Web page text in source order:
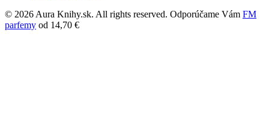
© 2026 Aura Knihy.sk. All rights reserved. Odporúčame Vám FM
parfemy od 14,70 €